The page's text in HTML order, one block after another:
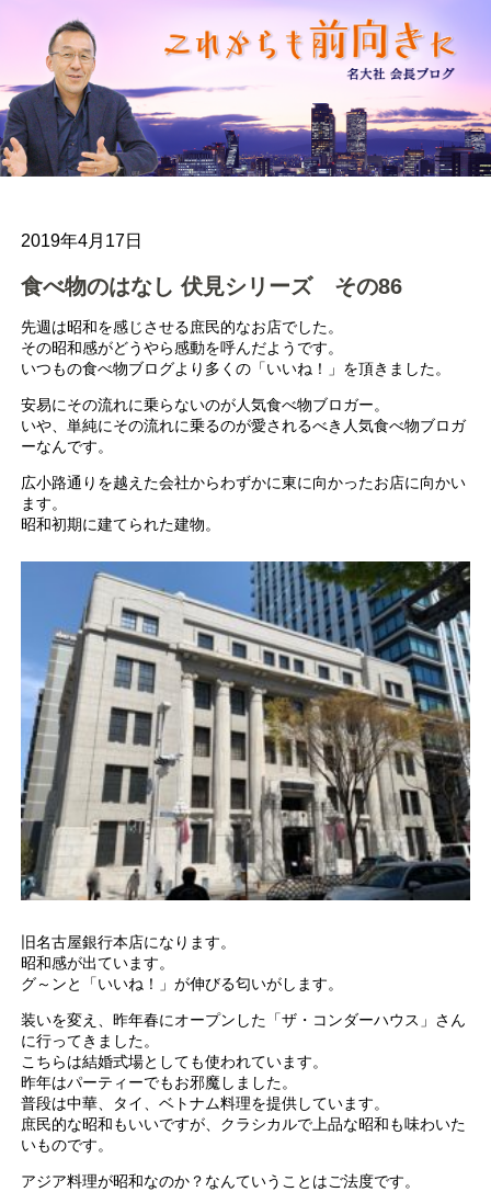
2019年4月17日
食べ物のはなし 伏見シリーズ その86
先週は昭和を感じさせる庶民的なお店でした。
その昭和感がどうやら感動を呼んだようです。
いつもの食べ物ブログより多くの「いいね！」を頂きました。
安易にその流れに乗らないのが人気食べ物ブロガー。
いや、単純にその流れに乗るのが愛されるべき人気食べ物ブロガ
ーなんです。
広小路通りを越えた会社からわずかに東に向かったお店に向かい
ます。
昭和初期に建てられた建物。
旧名古屋銀行本店になります。
昭和感が出ています。
グ～ンと「いいね！」が伸びる匂いがします。
装いを変え、昨年春にオープンした「ザ・コンダーハウス」さん
に行ってきました。
こちらは結婚式場としても使われています。
昨年はパーティーでもお邪魔しました。
普段は中華、タイ、ベトナム料理を提供しています。
庶民的な昭和もいいですが、クラシカルで上品な昭和も味わいた
いものです。
アジア料理が昭和なのか？なんていうことはご法度です。